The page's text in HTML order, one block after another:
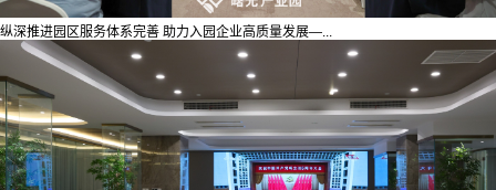
纵深推进园区服务体系完善 助力入园企业高质量发展—...